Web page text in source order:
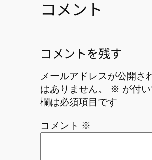
コメント
コメントを残す
メールアドレスが公開さ
はありません。
※ が付
欄は必須項目です
コメント ※